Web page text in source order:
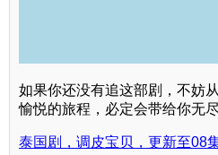
如果你还没有追这部剧，不妨
愉悦的旅程，必定会带给你无
泰国剧，调皮宝贝，更新至08